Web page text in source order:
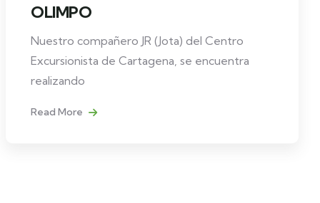
OLIMPO
Nuestro compañero JR (Jota) del Centro
Excursionista de Cartagena, se encuentra
realizando
Read More